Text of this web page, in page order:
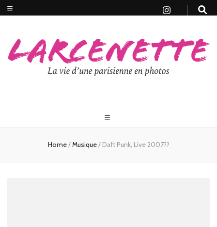
Home/Musique/ Daft Punk, Live 2007??